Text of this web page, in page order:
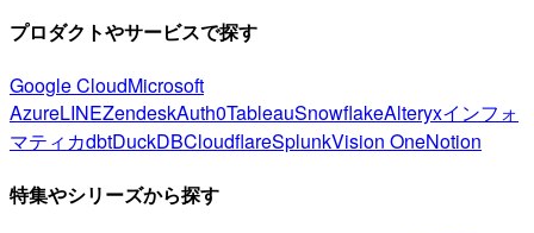
プロダクトやサービスで探す
Google CloudMicrosoft
AzureLINEZendeskAuth0TableauSnowflakeAlteryxインフォ
マティカdbtDuckDBCloudflareSplunkVision OneNotion
特集やシリーズから探す